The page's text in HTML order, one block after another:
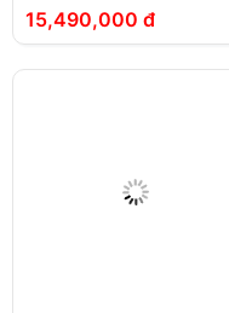
15,490,000 đ